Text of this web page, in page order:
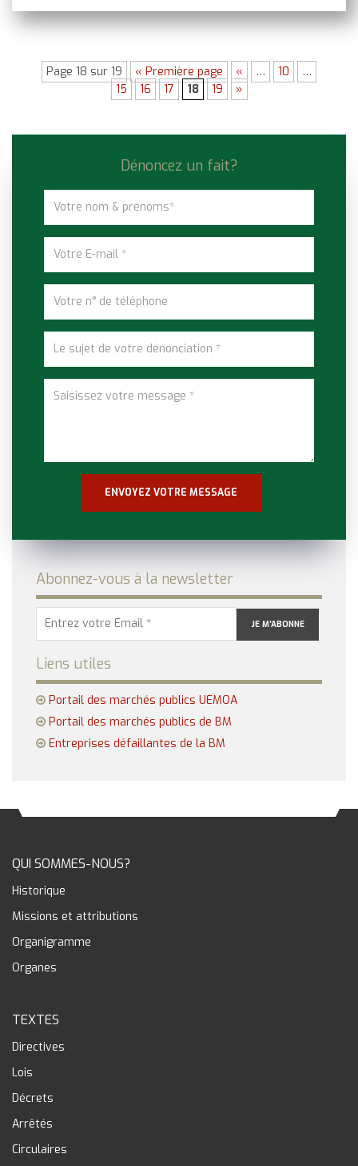
Page 18 sur 19 « Première page « … 10
…
15
16 17 18 19 »
Dénoncez un fait?
Abonnez-vous à la newsletter
Liens utiles
Portail des marchés publics UEMOA
Portail des marchés publics de BM
Entreprises défaillantes de la BM
QUI SOMMES-NOUS?
Historique
Missions et attributions
Organigramme
Organes
TEXTES
Directives
Lois
Décrets
Arrêtés
Circulaires